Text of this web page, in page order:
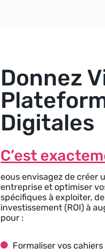
Donnez
Digitales
C’est
eous envisagez de créer
entreprise et optimiser
spécifiques à exploiter,
investissement (ROI) à
pour :
Formaliser vos